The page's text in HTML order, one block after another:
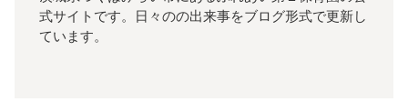
式サイトです。日々のの出来事をブログ形式で更新し
ています。